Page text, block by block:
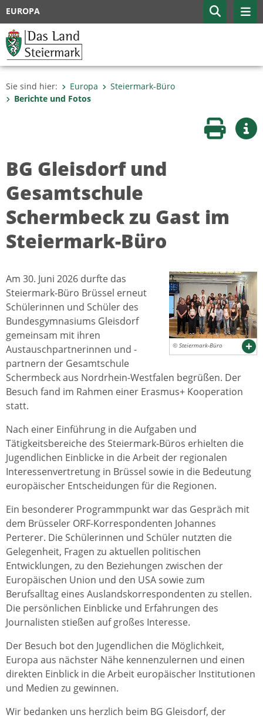
EUROPA
Sie sind hier: Europa
Steiermark-Büro
Berichte und Fotos
Seite
BG Gleisdorf und
Gesamtschule
Schermbeck zu Gast im
Steiermark-Büro
© Steiermark-Büro
Am 30. Juni 2026 durfte das
Steiermark-Büro Brüssel erneut
Schülerinnen und Schüler des
Bundesgymnasiums Gleisdorf
gemeinsam mit ihren
Austauschpartnerinnen und -
partnern der Gesamtschule
Schermbeck aus Nordrhein-Westfalen begrüßen. Der
Besuch fand im Rahmen einer Erasmus+ Kooperation
statt.
Nach einer Einführung in die Aufgaben und
Tätigkeitsbereiche des Steiermark-Büros erhielten die
Jugendlichen Einblicke in die Arbeit der regionalen
Interessenvertretung in Brüssel sowie in die Bedeutung
europäischer Entscheidungen für die Regionen.
Ein besonderer Programmpunkt war das Gespräch mit
dem Brüsseler ORF-Korrespondenten Johannes
Perterer. Die Schülerinnen und Schüler nutzten die
Gelegenheit, Fragen zu aktuellen politischen
Entwicklungen, zu den Beziehungen zwischen der
Europäischen Union und den USA sowie zum
Berufsalltag eines Auslandskorrespondenten zu stellen.
Die persönlichen Einblicke und Erfahrungen des
Journalisten stießen auf großes Interesse.
Der Besuch bot den Jugendlichen die Möglichkeit,
Europa aus nächster Nähe kennenzulernen und einen
direkten Einblick in die Arbeit europäischer Institutionen
und Medien zu gewinnen.
Wir bedanken uns herzlich beim BG Gleisdorf, der